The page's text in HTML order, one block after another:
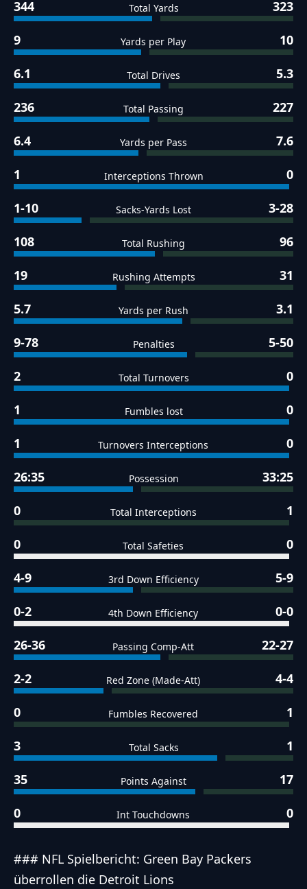
344 Total Yards 323
9 Yards per Play 10
6.1 Total Drives 5.3
236 Total Passing 227
6.4 Yards per Pass 7.6
1 Interceptions Thrown 0
1-10 Sacks-Yards Lost 3-28
108 Total Rushing 96
19 Rushing Attempts 31
5.7 Yards per Rush 3.1
9-78 Penalties 5-50
2 Total Turnovers 0
1 Fumbles lost 0
1 Turnovers Interceptions 0
26:35 Possession 33:25
0 Total Interceptions 1
0 Total Safeties 0
4-9 3rd Down Efficiency 5-9
0-2 4th Down Efficiency 0-0
26-36 Passing Comp-Att 22-27
2-2 Red Zone (Made-Att) 4-4
0 Fumbles Recovered 1
3 Total Sacks 1
35 Points Against 17
0 Int Touchdowns 0
### NFL Spielbericht: Green Bay Packers
überrollen die Detroit Lions